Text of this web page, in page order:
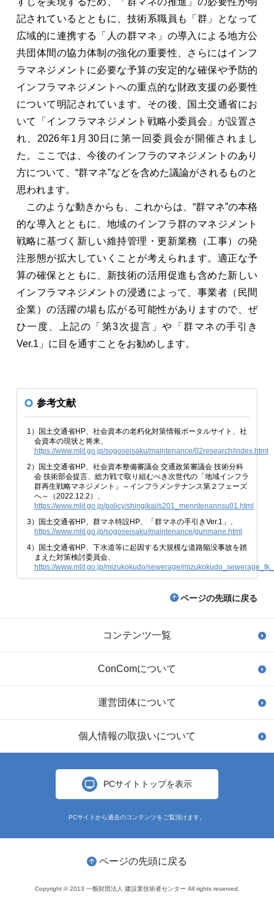
記されているとともに、技術系職員も「群」となって
広域的に連携する「人の群マネ」の導入による地方公
共団体間の協力体制の強化の重要性、さらにはインフ
ラマネジメントに必要な予算の安定的な確保や予防的
インフラマネジメントへの重点的な財政支援の必要性
について明記されています。その後、国土交通省にお
いて「インフラマネジメント戦略小委員会」が設置さ
れ、2026年1月30日に第一回委員会が開催されまし
た。ここでは、今後のインフラのマネジメントのあり
方について、“群マネ”などを含めた議論がされるものと
思われます。
このような動きからも、これからは、“群マネ”の本格
的な導入とともに、地域のインフラ群のマネジメント
戦略に基づく新しい維持管理・更新業務（工事）の発
注形態が拡大していくことが考えられます。適正な予
算の確保とともに、新技術の活用促進も含めた新しい
インフラマネジメントの浸透によって、事業者（民間
企業）の活躍の場も広がる可能性がありますので、ぜ
ひ一度、上記の「第3次提言」や「群マネの手引き
Ver.1」に目を通すことをお勧めします。
参考文献
1）国土交通省HP、社会資本の老朽化対策情報ポータルサイト、社
会資本の現状と将来、
https://www.mlit.go.jp/sogoseisaku/maintenance/02research/index.html
2）国土交通省HP、社会資本整備審議会 交通政策審議会 技術分科
会 技術部会提言、総力戦で取り組むべき次世代の「地域インフラ
群再生戦略マネジメント」～インフラメンテナンス第２フェーズ
へ～（2022.12.2）、
https://www.mlit.go.jp/policy/shingikai/s201_menntenannsu01.html
3）国土交通省HP、群マネ特設HP、「群マネの手引きVer.1」、
https://www.mlit.go.jp/sogoseisaku/maintenance/gunmane.html
4）国土交通省HP、下水道等に起因する大規模な道路陥没事故を踏
まえた対策検討委員会、
https://www.mlit.go.jp/mizukokudo/sewerage/
ページの先頭に戻る
コンテンツ一覧
ConComについて
運営団体について
個人情報の取扱いについて
PCサイトトップを表示
PCサイトから過去のコンテンツをご覧頂けます。
ページの先頭に戻る
Copyright © 2013 一般財団法人 建設業技術者センター All rights reserved.